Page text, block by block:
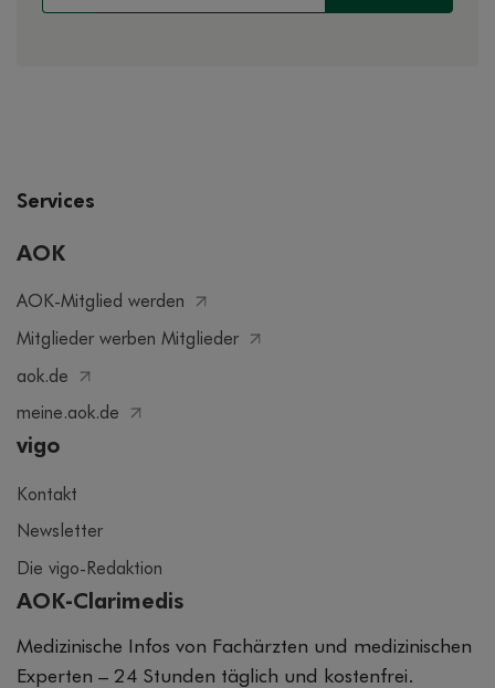
Services
AOK
AOK-Mitglied werden
Mitglieder werben Mitglieder
aok.de
meine.aok.de
vigo
Kontakt
Newsletter
Die vigo-Redaktion
AOK-Clarimedis
Medizinische Infos von Fachärzten und medizinischen
Experten – 24 Stunden täglich und kostenfrei.